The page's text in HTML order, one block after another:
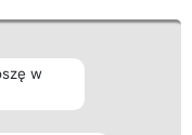
w
Kontakt